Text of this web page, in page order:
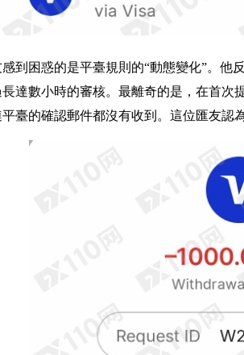
到困惑的是平臺規則的“動態變化”。他
達數小時的審核。最離奇的是，在首
臺的確認郵件都沒有收到。這位匯友認